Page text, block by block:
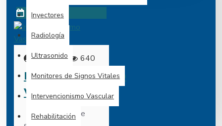
Inyectores
Radiología
Ultrasonido
Monitores de Signos Vitales
Intervencionismo Vascular
Rehabilitación
12jun.
admin 0 640
Intervencionismo
Vascular
DES Sistema de